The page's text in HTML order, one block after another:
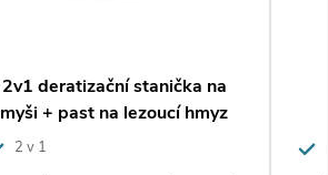
2v1 deratizační stanička na
myši + past na lezoucí hmyz
2 v 1